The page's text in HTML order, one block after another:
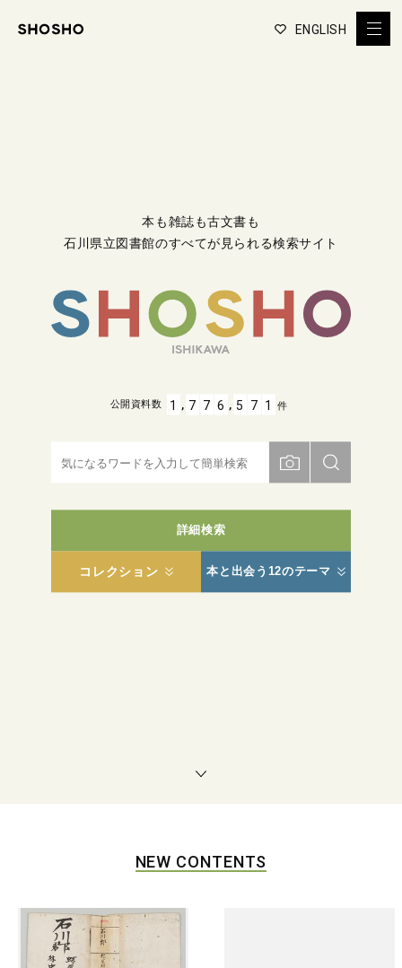
ENGLISH
本も雑誌も古文書も
石川県立図書館のすべてが見られる検索サイト
詳細検索
コレクション 本と出会う12のテーマ
公開資料数 1 , 7 7 6 , 5 7 1 件
NEW CONTENTS